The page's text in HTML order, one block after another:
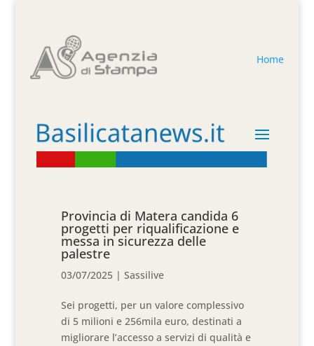
Home
Provincia di Matera candida 6
progetti per riqualificazione e
messa in sicurezza delle
palestre
03/07/2025 |Sassilive
Sei progetti, per un valore complessivo
di 5 milioni e 256mila euro, destinati a
migliorare l’accesso a servizi di qualità e